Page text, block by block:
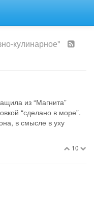
кулинарное"
из “Магнита”
“сделано в море”.
в смысле в уху
10